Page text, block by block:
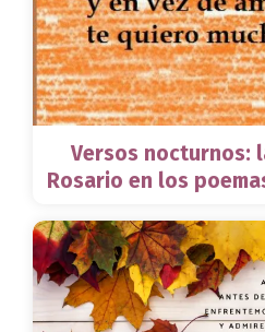
Versos nocturnos:
Rosario en los